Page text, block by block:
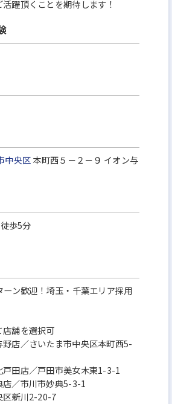
躍頂くことを期待します！
中央区本町西５－２－９ イオン与
徒歩5分
ーン歓迎！埼玉・千葉エリア採用
舗を選択可
店／さいたま市中央区本町西5-
田店／戸田市美女木東1-3-1
／市川市妙典5-3-1
新川2-20-7